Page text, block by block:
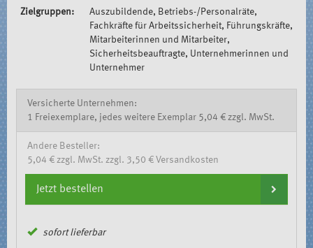
Zielgruppen:
Auszubildende, Betriebs-/Personalräte,
Fachkräfte für Arbeitssicherheit, Führungskräfte,
Mitarbeiterinnen und Mitarbeiter,
Sicherheitsbeauftragte, Unternehmerinnen und
Unternehmer
Versicherte Unternehmen:
1 Freiexemplare, jedes weitere Exemplar 5,04 € zzgl. MwSt.
Andere Besteller:
5,04 € zzgl. MwSt. zzgl. 3,50 € Versandkosten
Jetzt bestellen
sofort lieferbar